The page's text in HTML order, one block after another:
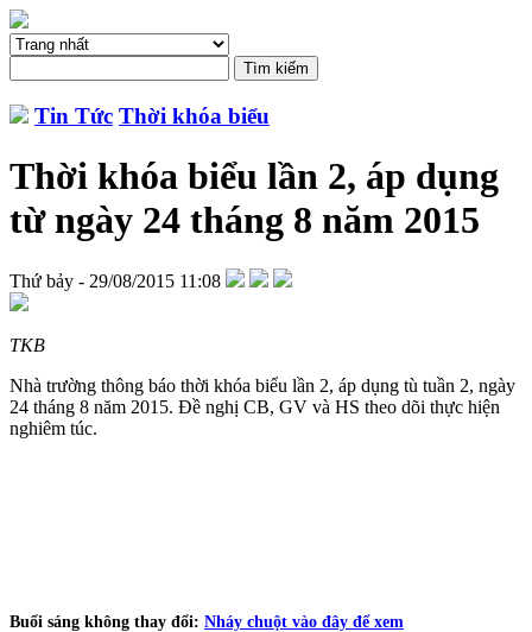
Tin Tức Thời khóa biểu
Thời khóa biểu lần 2, áp dụng
từ ngày 24 tháng 8 năm 2015
Thứ bảy - 29/08/2015 11:08
TKB
Nhà trường thông báo thời khóa biểu lần 2, áp dụng tù tuần 2, ngày
24 tháng 8 năm 2015. Đề nghị CB, GV và HS theo dõi thực hiện
nghiêm túc.
Buổi sáng không thay đổi: Nháy chuột vào đây để xem